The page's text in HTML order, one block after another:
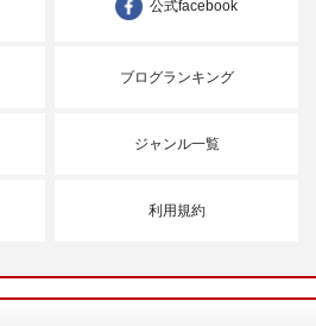
公式facebook
ブログランキング
ジャンル一覧
利用規約